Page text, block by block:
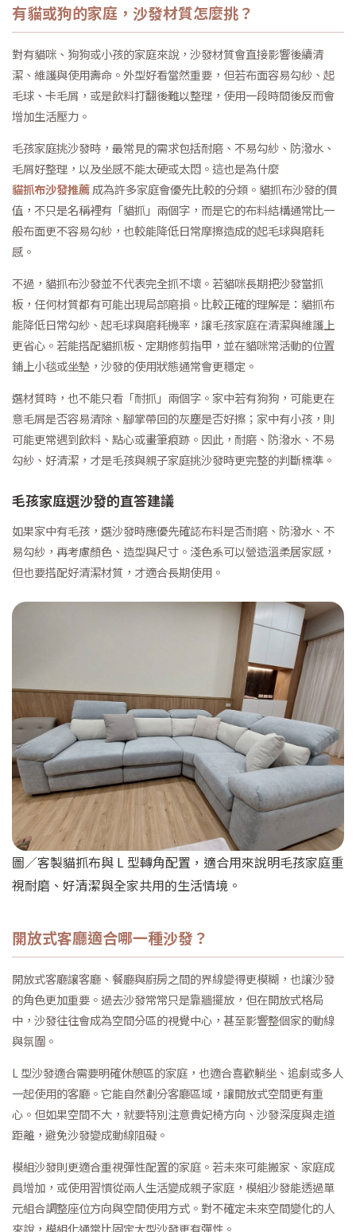
有貓或狗的家庭，沙發材質怎麼挑？
對有貓咪、狗狗或小孩的家庭來說，沙發材質會直接影響後續清
潔、維護與使用壽命。外型好看當然重要，但若布面容易勾紗、起
毛球、卡毛屑，或是飲料打翻後難以整理，使用一段時間後反而會
增加生活壓力。
毛孩家庭挑沙發時，最常見的需求包括耐磨、不易勾紗、防潑水、
毛屑好整理，以及坐感不能太硬或太悶。這也是為什麼
貓抓布沙發推薦成為許多家庭會優先比較的分類。貓抓布沙發的價
值，不只是名稱裡有「貓抓」兩個字，而是它的布料結構通常比一
般布面更不容易勾紗，也較能降低日常摩擦造成的起毛球與磨耗
感。
不過，貓抓布沙發並不代表完全抓不壞。若貓咪長期把沙發當抓
板，任何材質都有可能出現局部磨損。比較正確的理解是：貓抓布
能降低日常勾紗、起毛球與磨耗機率，讓毛孩家庭在清潔與維護上
更省心。若能搭配貓抓板、定期修剪指甲，並在貓咪常活動的位置
鋪上小毯或坐墊，沙發的使用狀態通常會更穩定。
選材質時，也不能只看「耐抓」兩個字。家中若有狗狗，可能更在
意毛屑是否容易清除、腳掌帶回的灰塵是否好擦；家中有小孩，則
可能更常遇到飲料、點心或畫筆痕跡。因此，耐磨、防潑水、不易
勾紗、好清潔，才是毛孩與親子家庭挑沙發時更完整的判斷標準。
毛孩家庭選沙發的直答建議
如果家中有毛孩，選沙發時應優先確認布料是否耐磨、防潑水、不
易勾紗，再考慮顏色、造型與尺寸。淺色系可以營造溫柔居家感，
但也要搭配好清潔材質，才適合長期使用。
圖／客製貓抓布與 L 型轉角配置，適合用來說明毛孩家庭重
視耐磨、好清潔與全家共用的生活情境。
開放式客廳適合哪一種沙發？
開放式客廳讓客廳、餐廳與廚房之間的界線變得更模糊，也讓沙發
的角色更加重要。過去沙發常常只是靠牆擺放，但在開放式格局
中，沙發往往會成為空間分區的視覺中心，甚至影響整個家的動線
與氛圍。
L 型沙發適合需要明確休憩區的家庭，也適合喜歡躺坐、追劇或多人
一起使用的客廳。它能自然劃分客廳區域，讓開放式空間更有重
心。但如果空間不大，就要特別注意貴妃椅方向、沙發深度與走道
距離，避免沙發變成動線阻礙。
模組沙發則更適合重視彈性配置的家庭。若未來可能搬家、家庭成
員增加，或使用習慣從兩人生活變成親子家庭，模組沙發能透過單
元組合調整座位方向與空間使用方式。對不確定未來空間變化的人